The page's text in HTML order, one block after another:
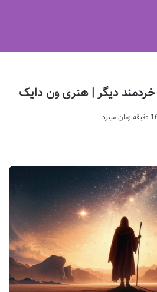
دیگر | هنری ون دایک